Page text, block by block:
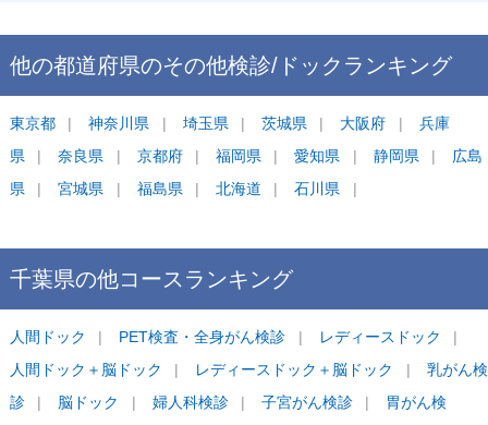
他の都道府県のその他検診/ドック ランキング
東京都 神奈川県 埼玉県 茨城県 大阪府
兵庫
県
奈良県 京都府 福岡県 愛知県 静岡県
広島
県
宮城県 福島県 北海道 石川県
千葉県の他コースランキング
人間ドック PET検査・全身がん検診
レディースドック
人間ドック＋脳ドック
レディースドック＋脳ドック
乳がん検
診
脳ドック 婦人科検診 子宮がん検診
胃がん検